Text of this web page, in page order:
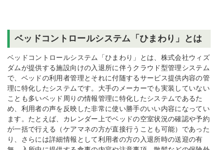
ベッドコントロールシステム「ひまわり」とは
ベッドコントロールシステム「ひまわり」とは、株式会社ウィズ
ダムが提供する施設向けの入退所に伴うクラウド型管理システム
で、ベッドの利用者管理とそれに付随するサービス提供内容の管
理に特化したシステムです。大手のメーカーでも実装していない
ことも多いベッド周りの情報管理に特化したシステムであるた
め、利用者の声を反映した非常に使い勝手のいい内容になってい
ます。たとえば、カレンダー上でベッドの空室状況の確認や予約
が一括で行える（ケアマネの方が直接行うことも可能）であった
り、さらには詳細情報として利用者の方の入退所時の送迎の有